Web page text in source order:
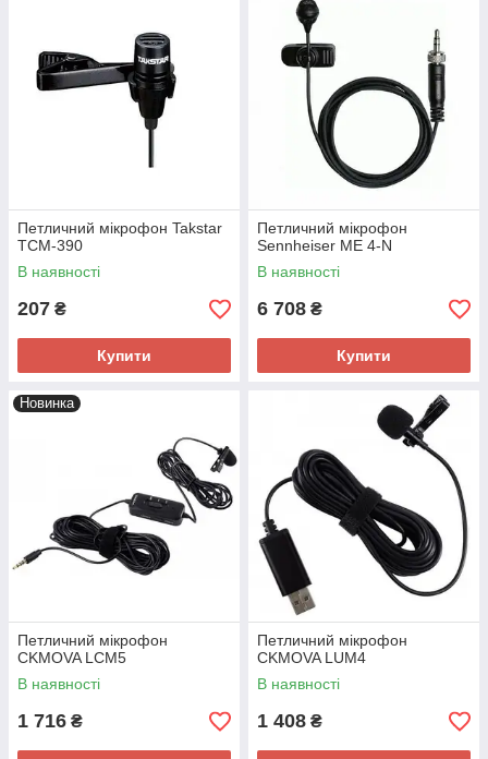
Петличний мікрофон Takstar
TCM-390
В наявності
207 ₴
Купити
Петличний мікрофон
Sennheiser ME 4-N
В наявності
6 708 ₴
Купити
Новинка
Петличний мікрофон
CKMOVA LCM5
В наявності
1 716 ₴
Петличний мікрофон
CKMOVA LUM4
В наявності
1 408 ₴